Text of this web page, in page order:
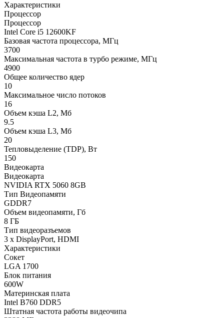
Характеристики
Процессор
Процессор
Intel Core i5 12600KF
Базовая частота процессора, МГц
3700
Максимальная частота в турбо режиме, МГц
4900
Общее количество ядер
10
Максимальное число потоков
16
Объем кэша L2, Мб
9.5
Объем кэша L3, Мб
20
Тепловыделение (TDP), Вт
150
Видеокарта
Видеокарта
NVIDIA RTX 5060 8GB
Тип Видеопамяти
GDDR7
Объем видеопамяти, Гб
8 ГБ
Тип видеоразъемов
3 x DisplayPort, HDMI
Характеристики
Сокет
LGA 1700
Блок питания
600W
Материнская плата
Intel B760 DDR5
Штатная частота работы видеочипа